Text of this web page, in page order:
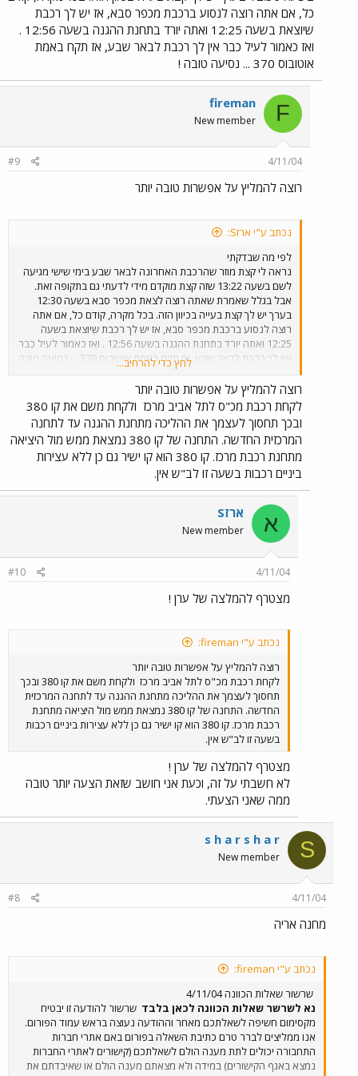
כל, אם אתה רוצה לנסוע ברכבת מכפר סבא, אז יש לך רכבת
שיוצאת בשעה 12:25 ואתה יורד בתחנת ההגנה בשעה 12:56 .
ואז כאמור לעיל כבר אין לך רכבת לבאר שבע, אז תקח באמת
אוטובוס 370 ... נסיעה טובה !
F
fireman
New member
4/11/04
#9
רוצה להמליץ על אפשרות טובה יותר
נכתב ע"י ארזS:
לפי מה שבדקתי
נראה לי קצת מוזר שהרכבת האחרונה לבאר שבע בימי שישי מגיעה
לשם בשעה 13:22 שזה קצת מוקדם מידי לדעתי גם בתקופה זאת.
אבל בגלל שאמרת שאתה רוצה לצאת מכפר סבא בשעה 12:30
בערך יש לך קצת בעייה בכיוון הזה. בכל מקרה, קודם כל, אם אתה
רוצה לנסוע ברכבת מכפר סבא, אז יש לך רכבת שיוצאת בשעה
12:25 ואתה יורד בתחנת ההגנה בשעה 12:56 . ואז כאמור לעיל כבר
אין לך רכבת לבאר שבע, אז תקח באמת אוטובוס 370 ... נסיעה טובה
לחץ כדי להרחיב...
רוצה להמליץ על אפשרות טובה יותר
לקחת רכבת מכ"ס לתל אביב מרכז
ולקחת משם את קו 380
ובכך תחסוך לעצמך את ההליכה מתחנת ההגנה עד לתחנה
המרכזית החדשה. התחנה של קו 380 נמצאת ממש מול היציאה
מתחנת רכבת מרכז. קו 380 הוא קו ישיר גם כן ללא עצירות
ביניים רכבות בשעה זו לב"ש אין.
א ארזS
New member
4/11/04
#10
מצטרף להמלצה של ערן !
נכתב ע"י fireman:
רוצה להמליץ על אפשרות טובה יותר
לקחת רכבת מכ"ס לתל אביב מרכז
ולקחת משם את קו 380 ובכך
תחסוך לעצמך את ההליכה מתחנת ההגנה עד לתחנה המרכזית
החדשה. התחנה של קו 380 נמצאת ממש מול היציאה מתחנת
רכבת מרכז. קו 380 הוא קו ישיר גם כן ללא עצירות ביניים רכבות
בשעה זו לב"ש אין.
מצטרף להמלצה של ערן !
לא חשבתי על זה, וכעת אני חושב שזאת הצעה יותר טובה
ממה שאני הצעתי.
S
s h a r s h a r
New member
4/11/04
#8
מחנה אריה
נכתב ע"י fireman:
שרשור שאלות הכוונה 4/11/04
נא לשרשר שאלות הכוונה לכאן בלבד שרשור להודעה זו יבטיח
מקסימום חשיפה לשאלתכם מאחר וההודעה נעוצה בראש עמוד הפורום.
אנו ממליצים לברר טרם כתיבת השאלה בפורום באם אתרי חברות
התחבורה יכולים לתת מענה הולם לשאלתכם (קישורים לאתרי החברות
נמצא באגף הקישורים) במידה ולא מצאתם מענה הולם או שאיבדתם את